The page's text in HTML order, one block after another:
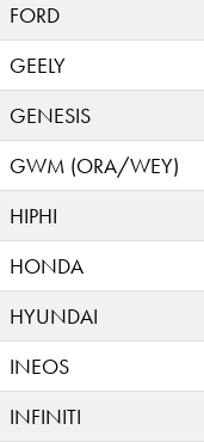
FORD
GEELY
GENESIS
GWM (ORA/WEY)
HIPHI
HONDA
HYUNDAI
INEOS
INFINITI